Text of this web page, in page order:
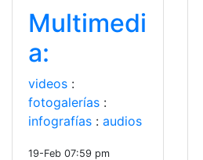
Multimedi
a:
videos :
fotogalerías :
infografías : audios
19-Feb 07:59 pm